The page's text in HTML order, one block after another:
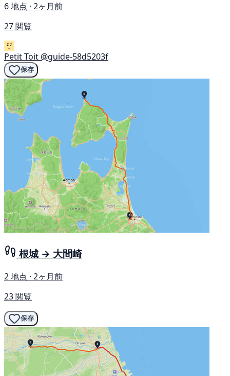
6 地点 · 2ヶ月前
27 閲覧
Petit Toit @guide-58d5203f
保存
根城 → 大間崎
2 地点 · 2ヶ月前
23 閲覧
保存